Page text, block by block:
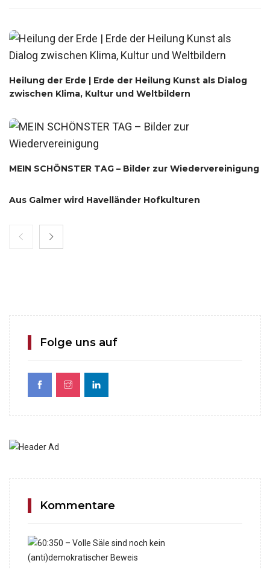
Heilung der Erde | Erde der Heilung Kunst als Dialog
zwischen Klima, Kultur und Weltbildern
MEIN SCHÖNSTER TAG – Bilder zur Wiedervereinigung
Aus Galmer wird Havelländer Hofkulturen
Folge uns auf
Kommentare